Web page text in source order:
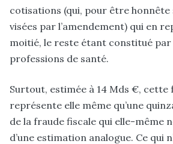
cotisations (qui, pour être
visées par l’amendement) qui en
moitié, le reste étant constitué par
professions de santé.
Surtout, estimée à 14 Mds €, cette
représente elle même qu’une
de la fraude fiscale qui elle-même
d’une estimation analogue. Ce qui